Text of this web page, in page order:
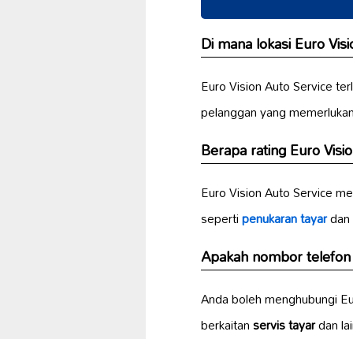
Di mana lokasi Euro
Euro Vision Auto Service
pelanggan yang
Berapa rating Euro
Euro Vision Auto Service
sepertipenukaran tayardan
Apakah nombor
Anda boleh menghubungi
berkaitanservis tayardan